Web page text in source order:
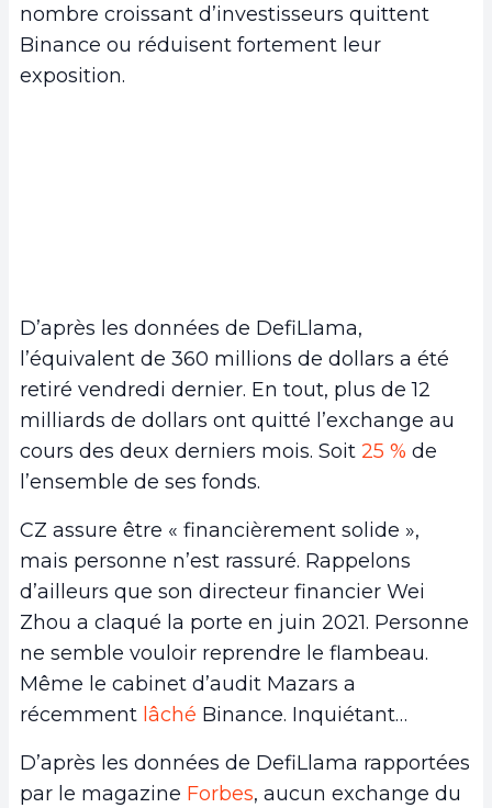
nombre croissant d’investisseurs quittent
Binance ou réduisent fortement leur
exposition.
D’après les données de DefiLlama,
l’équivalent de 360 millions de dollars a été
retiré vendredi dernier. En tout, plus de 12
milliards de dollars ont quitté l’exchange au
cours des deux derniers mois. Soit 25 % de
l’ensemble de ses fonds.
CZ assure être « financièrement solide »,
mais personne n’est rassuré. Rappelons
d’ailleurs que son directeur financier Wei
Zhou a claqué la porte en juin 2021. Personne
ne semble vouloir reprendre le flambeau.
Même le cabinet d’audit Mazars a
récemment lâché Binance. Inquiétant…
D’après les données de DefiLlama rapportées
par le magazine Forbes, aucun exchange du